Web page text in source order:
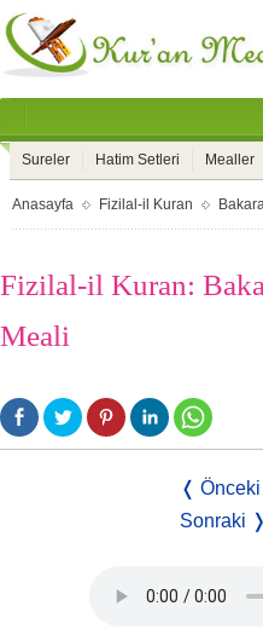
Sureler Hatim Setleri Mealler
Anasayfa Fizilal-il Kuran
Fizilal-il Kuran:
Meali
❬ Önceki
Sonraki ❭